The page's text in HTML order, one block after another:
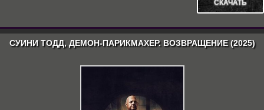
СКАЧАТЬ
СУИНИ ТОДД, ДЕМОН-ПАРИКМАХЕР. ВОЗВРАЩЕНИЕ (2025)